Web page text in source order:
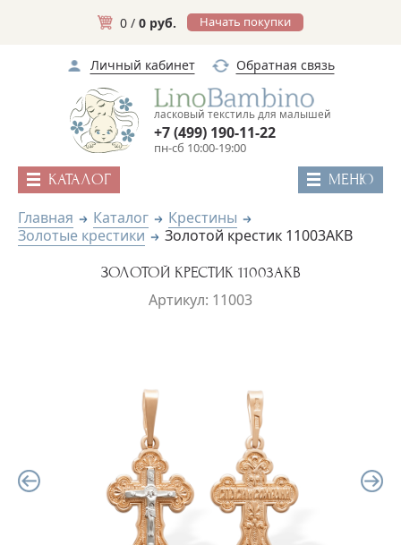
0 / 0 руб. Начать покупки
Личный кабинет Обратная связь
ласковый текстиль для малышей
пн-сб 10:00-19:00
+7 (499) 190-11-22
КАТАЛОГ МЕНЮ
Главная Каталог
Крестины
Золотые крестики
Золотой крестик 11003АКВ
ЗОЛОТОЙ КРЕСТИК 11003АКВ
Артикул: 11003